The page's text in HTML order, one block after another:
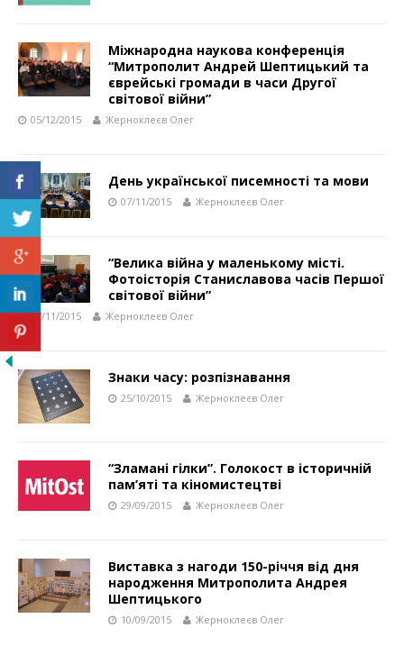
Міжнародна наукова конференція
“Митрополит Андрей Шептицький та
єврейські громади в часи Другої
світової війни”
05/12/2015 Жерноклеєв Олег
День української писемності та мови
07/11/2015 Жерноклеєв Олег
“Велика війна у маленькому місті.
Фотоісторія Станиславова часів Першої
світової війни”
07/11/2015 Жерноклеєв Олег
Знаки часу: розпізнавання
25/10/2015 Жерноклеєв Олег
“Зламані гілки”. Голокост в історичній
пам’яті та кіномистецтві
29/09/2015 Жерноклеєв Олег
Виставка з нагоди 150-річчя від дня
народження Митрополита Андрея
Шептицького
10/09/2015 Жерноклеєв Олег